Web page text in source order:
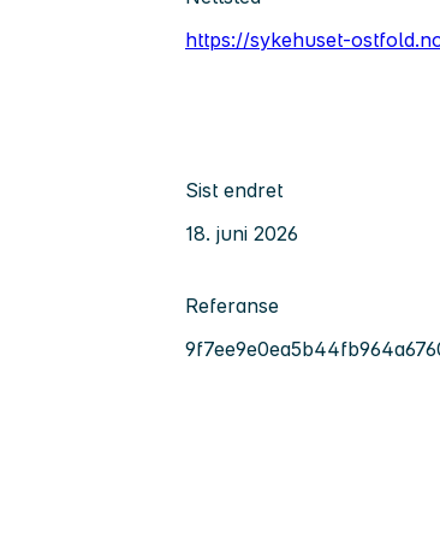
https://sykehuset-
Sist endret
18. juni 2026
Referanse